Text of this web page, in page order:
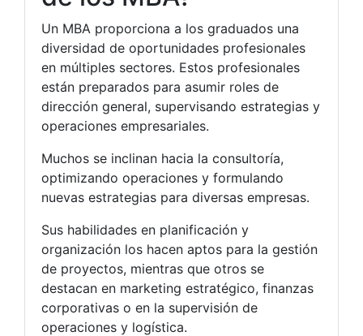
Un MBA proporciona a los graduados una
diversidad de oportunidades profesionales
en múltiples sectores. Estos profesionales
están preparados para asumir roles de
dirección general, supervisando estrategias y
operaciones empresariales.
Muchos se inclinan hacia la consultoría,
optimizando operaciones y formulando
nuevas estrategias para diversas empresas.
Sus habilidades en planificación y
organización los hacen aptos para la gestión
de proyectos, mientras que otros se
destacan en marketing estratégico, finanzas
corporativas o en la supervisión de
operaciones y logística.